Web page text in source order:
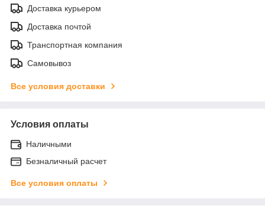
Доставка курьером
Доставка почтой
Транспортная компания
Самовывоз
Все условия доставки
Условия оплаты
Наличными
Безналичный расчет
Все условия оплаты